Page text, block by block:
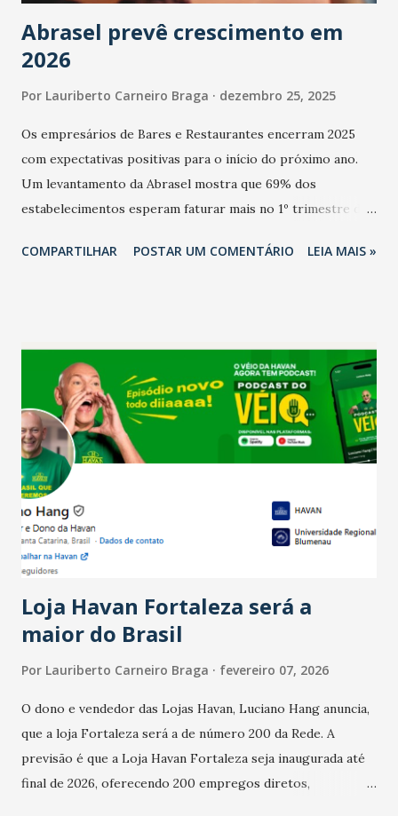
Abrasel prevê crescimento em
2026
Por Lauriberto Carneiro Braga dezembro 25, 2025
Os empresários de Bares e Restaurantes encerram 2025
com expectativas positivas para o início do próximo ano.
Um levantamento da Abrasel mostra que 69% dos
estabelecimentos esperam faturar mais no 1º trimestre de
relação ao último trimestre deste ano, 56% também
confraternizações de fim de ano e pelo pagamento do 13º
Salário para um número maior de trabalhadores, já que o
país tem a menor taxa de desemprego dos anos recentes.
Ainda segundo a Pesquisa, em novembro de 2025, 40% dos
bares e restaurantes operaram com lucro e outros 40%
registraram equilíbrio financeiro. Já o percentual de
estabelecimentos no prejuízo ficou em 19%, pouco abaixo
do observado no mês anterior. Outros 1% não existiam em
novembro. Em relação a outubro, o faturamento também
COMPARTILHAR POSTAR UM COMENTÁRIO LEIA MAIS »
Loja Havan Fortaleza será a
maior do Brasil
Por Lauriberto Carneiro Braga fevereiro 07, 2026
O dono e vendedor das Lojas Havan, Luciano Hang anuncia,
que a loja Fortaleza será a de número 200 da Rede. A
previsão é que a Loja Havan Fortaleza seja inaugurada até
final de 2026, oferecendo 200 empregos diretos,